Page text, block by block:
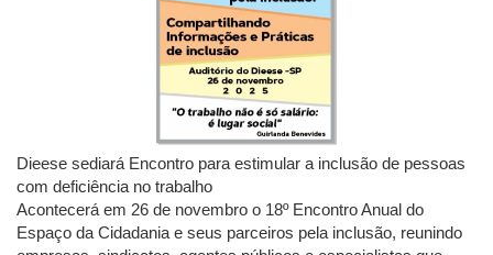
Dieese sediará Encontro para estimular a inclusão de pessoas
com deficiência no trabalho
Acontecerá em 26 de novembro o 18º Encontro Anual do
Espaço da Cidadania e seus parceiros pela inclusão, reunindo